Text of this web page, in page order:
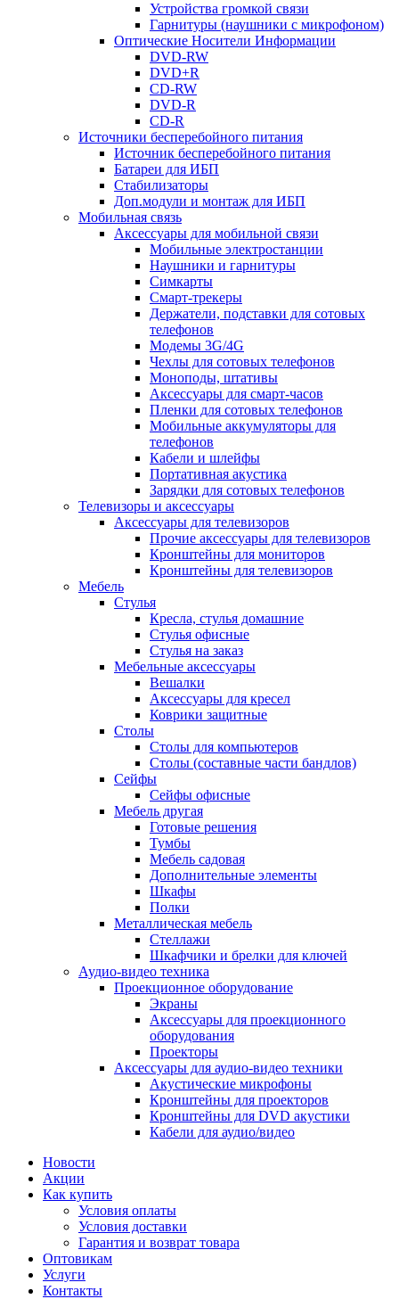
Устройства громкой связи
Гарнитуры (наушники с микрофоном)
Оптические Носители Информации
DVD-RW
DVD+R
CD-RW
DVD-R
CD-R
Источники бесперебойного питания
Источник бесперебойного питания
Батареи для ИБП
Стабилизаторы
Доп.модули и монтаж для ИБП
Мобильная связь
Аксессуары для мобильной связи
Мобильные электростанции
Наушники и гарнитуры
Симкарты
Смарт-трекеры
Держатели, подставки для сотовых
телефонов
Модемы 3G/4G
Чехлы для сотовых телефонов
Моноподы, штативы
Аксессуары для смарт-часов
Пленки для сотовых телефонов
Мобильные аккумуляторы для
телефонов
Кабели и шлейфы
Портативная акустика
Зарядки для сотовых телефонов
Телевизоры и аксессуары
Аксессуары для телевизоров
Прочие аксессуары для телевизоров
Кронштейны для мониторов
Кронштейны для телевизоров
Мебель
Стулья
Кресла, стулья домашние
Стулья офисные
Стулья на заказ
Мебельные аксессуары
Вешалки
Аксессуары для кресел
Коврики защитные
Столы
Столы для компьютеров
Столы (составные части бандлов)
Сейфы
Сейфы офисные
Мебель другая
Готовые решения
Тумбы
Мебель садовая
Дополнительные элементы
Шкафы
Полки
Металлическая мебель
Стеллажи
Шкафчики и брелки для ключей
Аудио-видео техника
Проекционное оборудование
Экраны
Аксессуары для проекционного
оборудования
Проекторы
Аксессуары для аудио-видео техники
Акустические микрофоны
Кронштейны для проекторов
Кронштейны для DVD акустики
Кабели для аудио/видео
Новости
Акции
Как купить
Условия оплаты
Условия доставки
Гарантия и возврат товара
Оптовикам
Услуги
Контакты